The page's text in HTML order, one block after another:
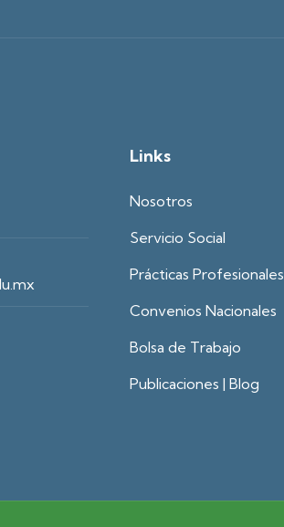
Links
Nosotros
Servicio Social
Prácticas Profesionales
Convenios Nacionales
Bolsa de Trabajo
Publicaciones | Blog